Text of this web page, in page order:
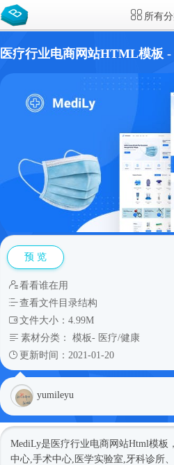
所有
医疗行业电商网站HTML模板
预 览
看看谁在用
查看文件目录结构
文件大小：4.99M
素材分类： 模板- 医疗/健康
更新时间：2021-01-20
yumileyu
MediLy是医疗行业电商网站Html模板
中心,手术中心,医学实验室,牙科诊所